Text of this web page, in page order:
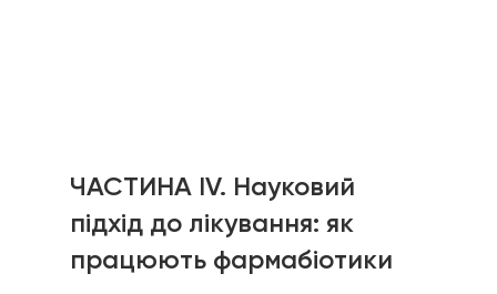
ЧАСТИНА IV. Науковий
підхід до лікування: як
працюють фармабіотики